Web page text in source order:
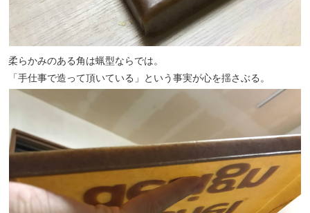
柔らかみのある角は蝋型ならでは。
「手仕事で造って頂いている」という事実が心を揺さぶる。